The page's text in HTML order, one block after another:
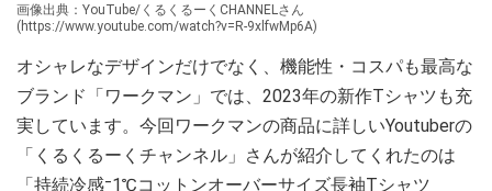
画像出典：YouTube/くるくるーくCHANNELさん
(https://www.youtube.com/watch?v=R-9xlfwMp6A)
オシャレなデザインだけでなく、機能性・コスパも最高な
ブランド「ワークマン」では、2023年の新作Tシャツも充
実しています。今回ワークマンの商品に詳しいYoutuberの
「くるくるーくチャンネル」さんが紹介してくれたのは
「持続冷感⁻1℃コットンオーバーサイズ長袖Tシャツ